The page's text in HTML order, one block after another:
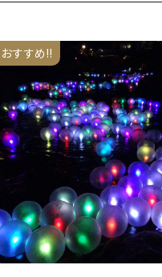
おすすめ!!